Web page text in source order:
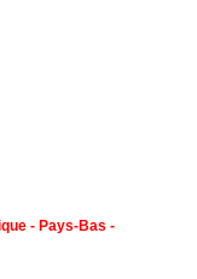
- Pays-Bas -